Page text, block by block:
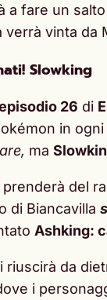
a fare un
verrà vinta
Slowking
26 di
in
ma
del
di Biancavilla
Ashking:
riuscirà da
i